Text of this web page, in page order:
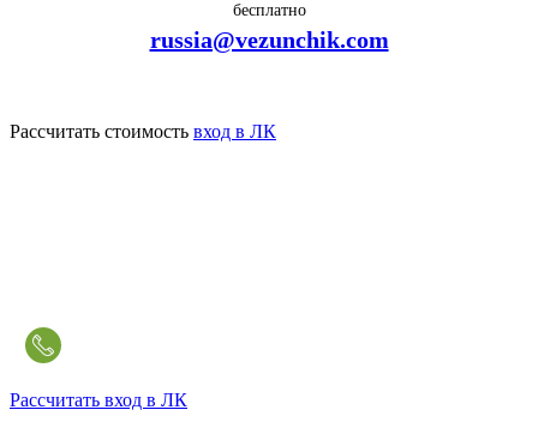
бесплатно
russia@vezunchik.com
Рассчитать стоимость вход в ЛК
Рассчитать вход в ЛК